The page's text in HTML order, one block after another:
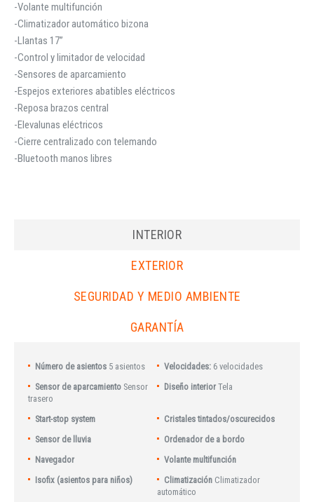
-Volante multifunción
-Climatizador automático bizona
-Llantas 17”
-Control y limitador de velocidad
-Sensores de aparcamiento
-Espejos exteriores abatibles eléctricos
-Reposa brazos central
-Elevalunas eléctricos
-Cierre centralizado con telemando
-Bluetooth manos libres
INTERIOR
EXTERIOR
SEGURIDAD Y MEDIO AMBIENTE
GARANTÍA
Número de asientos 5 asientos Velocidades: 6 velocidades
Sensor de aparcamiento Sensor
trasero
Diseño interior Tela
Start-stop system
Cristales tintados/oscurecidos
Sensor de lluvia
Ordenador de a bordo
Navegador
Volante multifunción
Isofix (asientos para niños)
Climatización Climatizador
automático